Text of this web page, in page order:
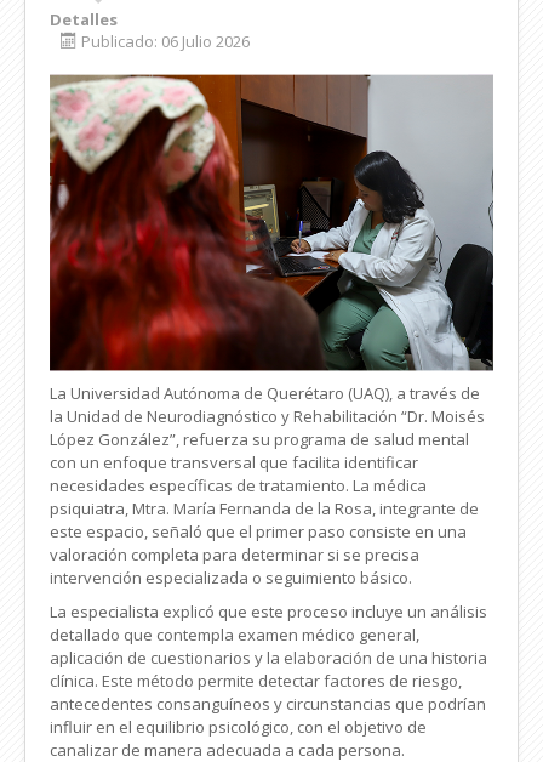
Detalles
Publicado: 06 Julio 2026
La Universidad Autónoma de Querétaro (UAQ), a través de
la Unidad de Neurodiagnóstico y Rehabilitación “Dr. Moisés
López González”, refuerza su programa de salud mental
con un enfoque transversal que facilita identificar
necesidades específicas de tratamiento. La médica
psiquiatra, Mtra. María Fernanda de la Rosa, integrante de
este espacio, señaló que el primer paso consiste en una
valoración completa para determinar si se precisa
intervención especializada o seguimiento básico.
La especialista explicó que este proceso incluye un análisis
detallado que contempla examen médico general,
aplicación de cuestionarios y la elaboración de una historia
clínica. Este método permite detectar factores de riesgo,
antecedentes consanguíneos y circunstancias que podrían
influir en el equilibrio psicológico, con el objetivo de
canalizar de manera adecuada a cada persona.